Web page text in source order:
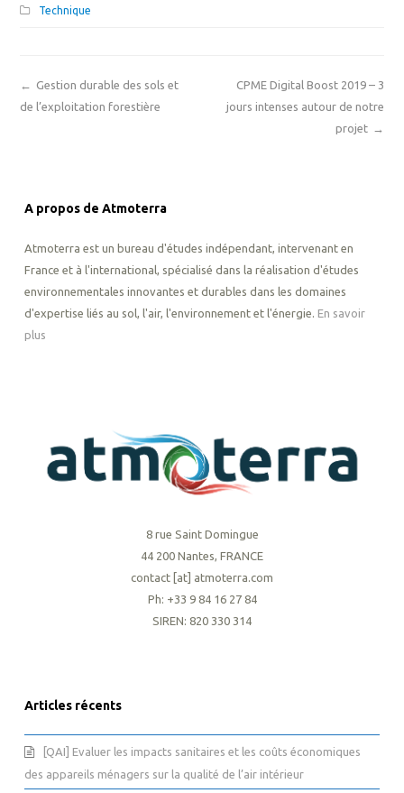
Technique
CPME Digital Boost 2019 – 3
jours intenses autour de notre
projet →
← Gestion durable des sols et
de l’exploitation forestière
A propos de Atmoterra
Atmoterra est un bureau d'études indépendant, intervenant en
France et à l'international, spécialisé dans la réalisation d'études
environnementales innovantes et durables dans les domaines
d'expertise liés au sol, l'air, l'environnement et l'énergie. En savoir
plus
8 rue Saint Domingue
44 200 Nantes, FRANCE
contact [at] atmoterra.com
Ph: +33 9 84 16 27 84
SIREN: 820 330 314
Articles récents
[QAI] Evaluer les impacts sanitaires et les coûts économiques
des appareils ménagers sur la qualité de l’air intérieur